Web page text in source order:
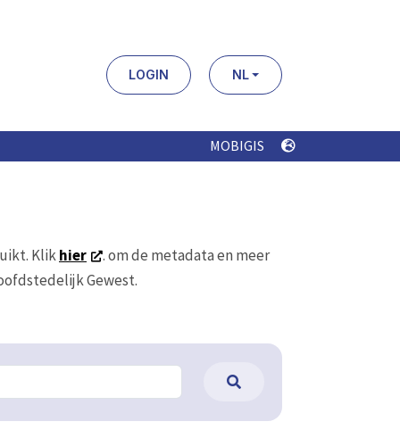
LOGIN NL
MOBIGIS
Klikhier
. om de metadata en meer
Gewest.